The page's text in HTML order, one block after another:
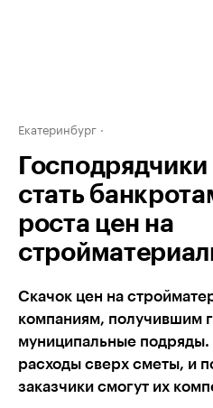
Екатеринбург
стать
роста цен на
Скачок цен на
компаниям, получившим
муниципальные
расходы сверх сметы, и
заказчики смогут их